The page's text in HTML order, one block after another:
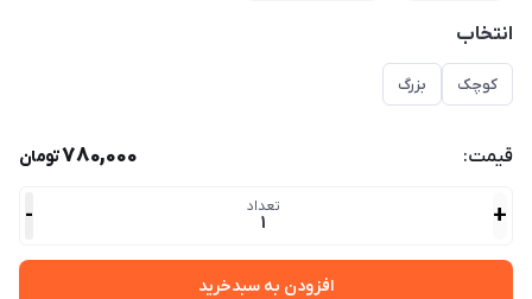
انتخاب
کوچک بزرگ
قیمت: 780,000تومان
+ تعداد
1
-
افزودن به سبدخرید